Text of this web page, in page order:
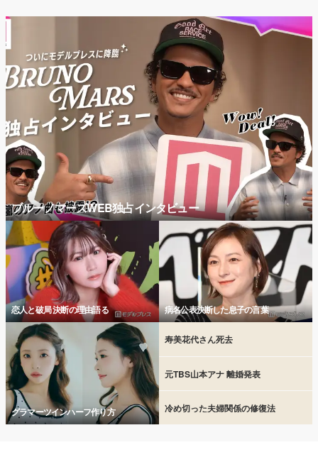
ブルーノマーズWEB独占インタビュー
恋人と破局 決断の理由語る 病名公表決断した息子の言葉
グラマーツインハーフ作り方
寿美花代さん死去
元TBS山本アナ 離婚発表
冷め切った夫婦関係の修復法